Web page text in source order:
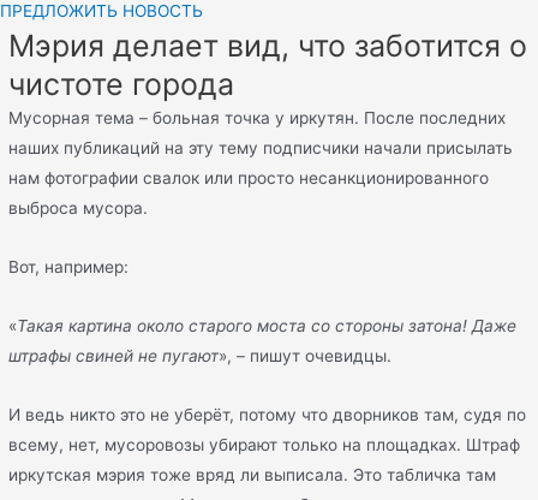
ПРЕДЛОЖИТЬ НОВОСТЬ
Мэрия делает вид, что заботится о
чистоте города
Мусорная тема – больная точка у иркутян. После последних
наших публикаций на эту тему подписчики начали присылать
нам фотографии свалок или просто несанкционированного
выброса мусора.
Вот, например:
«Такая картина около старого моста со стороны затона! Даже
штрафы свиней не пугают», – пишут очевидцы.
И ведь никто это не уберёт, потому что дворников там, судя по
всему, нет, мусоровозы убирают только на площадках. Штраф
иркутская мэрия тоже вряд ли выписала. Это табличка там